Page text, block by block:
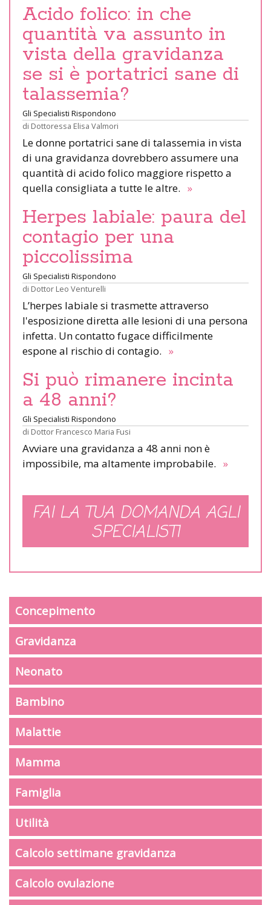
Acido folico: in che
quantità va assunto in
vista della gravidanza
se si è portatrici sane di
talassemia?
Gli Specialisti Rispondono
di Dottoressa Elisa Valmori
Le donne portatrici sane di talassemia in vista
di una gravidanza dovrebbero assumere una
quantità di acido folico maggiore rispetto a
quella consigliata a tutte le altre. »
Herpes labiale: paura del
contagio per una
piccolissima
Gli Specialisti Rispondono
di Dottor Leo Venturelli
L’herpes labiale si trasmette attraverso
l'esposizione diretta alle lesioni di una persona
infetta. Un contatto fugace difficilmente
espone al rischio di contagio. »
Si può rimanere incinta
a 48 anni?
Gli Specialisti Rispondono
di Dottor Francesco Maria Fusi
Avviare una gravidanza a 48 anni non è
impossibile, ma altamente improbabile. »
FAI LA TUA DOMANDA AGLI
SPECIALISTI
Concepimento
Gravidanza
Neonato
Bambino
Malattie
Mamma
Famiglia
Utilità
Calcolo settimane gravidanza
Calcolo ovulazione